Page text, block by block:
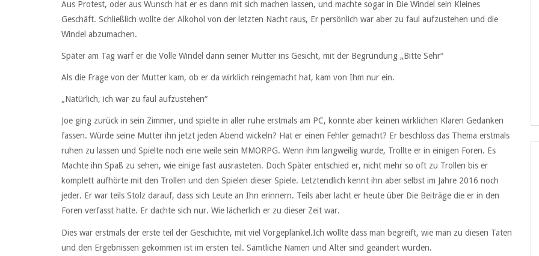
Aus Protest, oder aus Wunsch hat er es dann mit sich machen lassen, und machte sogar in Die Windel sein Kleines
Geschäft. Schließlich wollte der Alkohol von der letzten Nacht raus, Er persönlich war aber zu faul aufzustehen und die
Windel abzumachen.
Später am Tag warf er die Volle Windel dann seiner Mutter ins Gesicht, mit der Begründung „Bitte Sehr“
Als die Frage von der Mutter kam, ob er da wirklich reingemacht hat, kam von Ihm nur ein.
„Natürlich, ich war zu faul aufzustehen“
Joe ging zurück in sein Zimmer, und spielte in aller ruhe erstmals am PC, konnte aber keinen wirklichen Klaren Gedanken
fassen. Würde seine Mutter ihn jetzt jeden Abend wickeln? Hat er einen Fehler gemacht? Er beschloss das Thema erstmals
ruhen zu lassen und Spielte noch eine weile sein MMORPG. Wenn ihm langweilig wurde, Trollte er in einigen Foren. Es
Machte ihn Spaß zu sehen, wie einige fast ausrasteten. Doch Später entschied er, nicht mehr so oft zu Trollen bis er
komplett aufhörte mit den Trollen und den Spielen dieser Spiele. Letztendlich kennt ihn aber selbst im Jahre 2016 noch
jeder. Er war teils Stolz darauf, dass sich Leute an Ihn erinnern. Teils aber lacht er heute über Die Beiträge die er in den
Foren verfasst hatte. Er dachte sich nur. Wie lächerlich er zu dieser Zeit war.
Dies war erstmals der erste teil der Geschichte, mit viel Vorgeplänkel.Ich wollte dass man begreift, wie man zu diesen Taten
und den Ergebnissen gekommen ist im ersten teil. Sämtliche Namen und Alter sind geändert wurden.